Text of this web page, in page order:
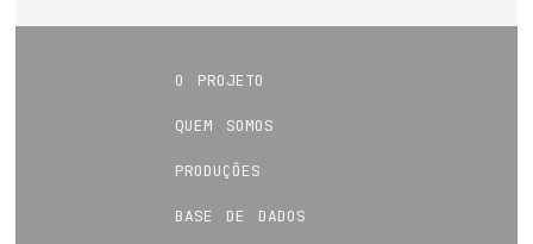
o projeto
quem somos
produções
base de dados